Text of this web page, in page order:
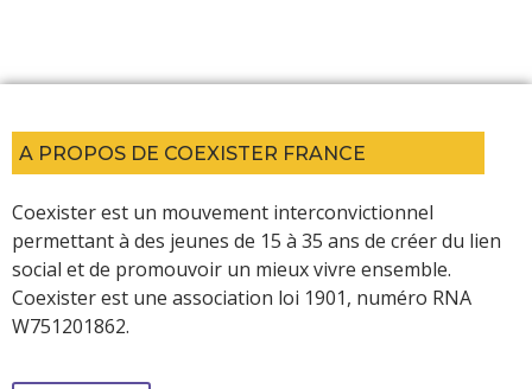
A PROPOS DE COEXISTER FRANCE
Coexister est un mouvement interconvictionnel
permettant à des jeunes de 15 à 35 ans de créer du lien
social et de promouvoir un mieux vivre ensemble.
Coexister est une association loi 1901, numéro RNA
W751201862.